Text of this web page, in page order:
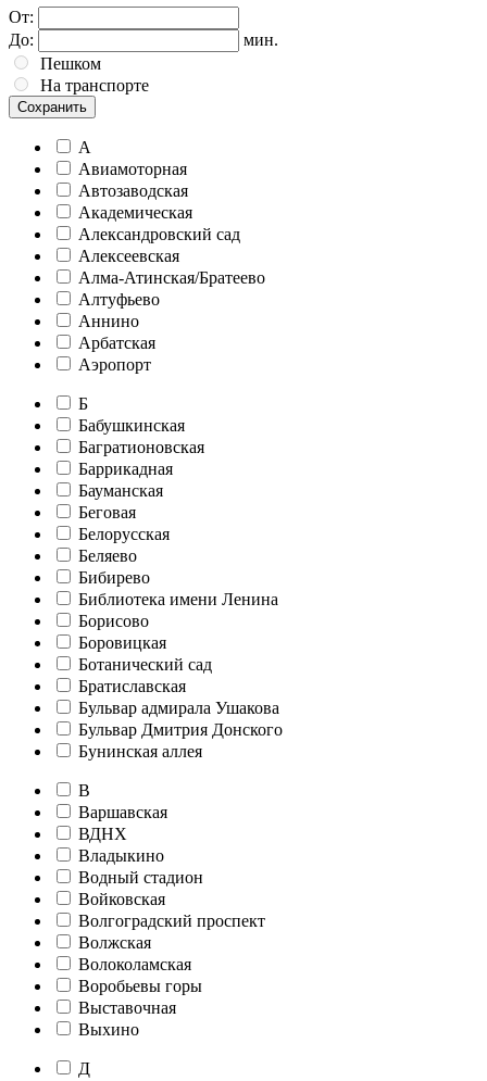
От:
До:
мин.
Пешком
На транспорте
Сохранить
А
Авиамоторная
Автозаводская
Академическая
Александровский сад
Алексеевская
Алма-Атинская/Братеево
Алтуфьево
Аннино
Арбатская
Аэропорт
Б
Бабушкинская
Багратионовская
Баррикадная
Бауманская
Беговая
Белорусская
Беляево
Бибирево
Библиотека имени Ленина
Борисово
Боровицкая
Ботанический сад
Братиславская
Бульвар адмирала Ушакова
Бульвар Дмитрия Донского
Бунинская аллея
В
Варшавская
ВДНХ
Владыкино
Водный стадион
Войковская
Волгоградский проспект
Волжская
Волоколамская
Воробьевы горы
Выставочная
Выхино
Д